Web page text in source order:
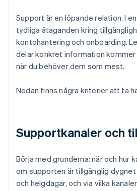
Support är en löpande relation. I
tydliga åtaganden kring
kontohantering och onboarding.
delar konkret information
när du behöver dem som mest.
Nedan finns några kriterier att ta
Supportkanaler och
Börja med grunderna: när och hur
om supporten är tillgänglig
och helgdagar, och via vilka